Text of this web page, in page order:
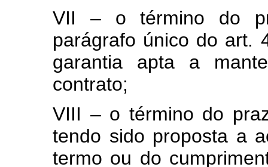
VII – o término do
parágrafo único do art.
garantia apta a
contrato;
VIII – o término do
tendo sido proposta a
termo ou do